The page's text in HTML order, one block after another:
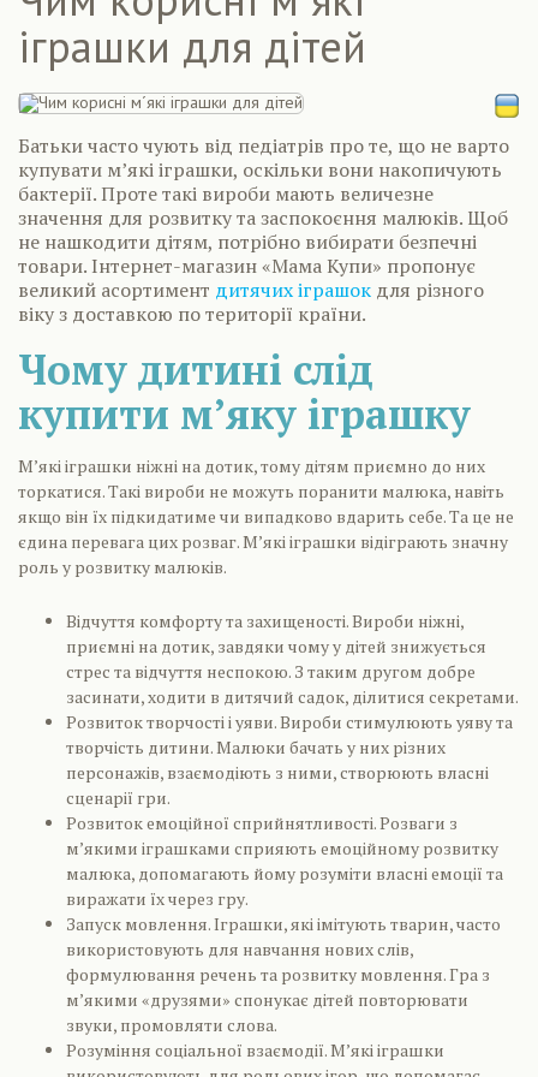
іграшки для дітей
Батьки часто чують від педіатрів про те, що не варто
купувати м’які іграшки, оскільки вони накопичують
бактерії. Проте такі вироби мають величезне
значення для розвитку та заспокоєння малюків. Щоб
не нашкодити дітям, потрібно вибирати безпечні
товари. Інтернет-магазин «Мама Купи» пропонує
великий асортимент дитячих іграшок для різного
віку з доставкою по території країни.
Чому дитині слід
купити м’яку іграшку
М’які іграшки ніжні на дотик, тому дітям приємно до них
торкатися. Такі вироби не можуть поранити малюка, навіть
якщо він їх підкидатиме чи випадково вдарить себе. Та це не
єдина перевага цих розваг. М’які іграшки відіграють значну
роль у розвитку малюків.
Відчуття комфорту та захищеності. Вироби ніжні,
приємні на дотик, завдяки чому у дітей знижується
стрес та відчуття неспокою. З таким другом добре
засинати, ходити в дитячий садок, ділитися секретами.
Розвиток творчості і уяви. Вироби стимулюють уяву та
творчість дитини. Малюки бачать у них різних
персонажів, взаємодіють з ними, створюють власні
сценарії гри.
Розвиток емоційної сприйнятливості. Розваги з
м’якими іграшками сприяють емоційному розвитку
малюка, допомагають йому розуміти власні емоції та
виражати їх через гру.
Запуск мовлення. Іграшки, які імітують тварин, часто
використовують для навчання нових слів,
формулювання речень та розвитку мовлення. Гра з
м’якими «друзями» спонукає дітей повторювати
звуки, промовляти слова.
Розуміння соціальної взаємодії. М’які іграшки